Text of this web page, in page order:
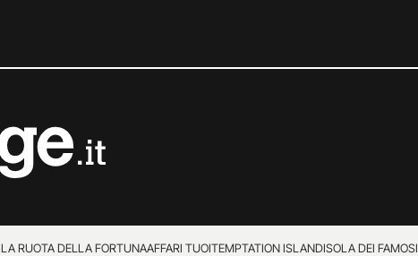
LA RUOTA DELLA FORTUNAAFFARI TUOITEMPTATION ISLANDISOLA DEI FAMOSI